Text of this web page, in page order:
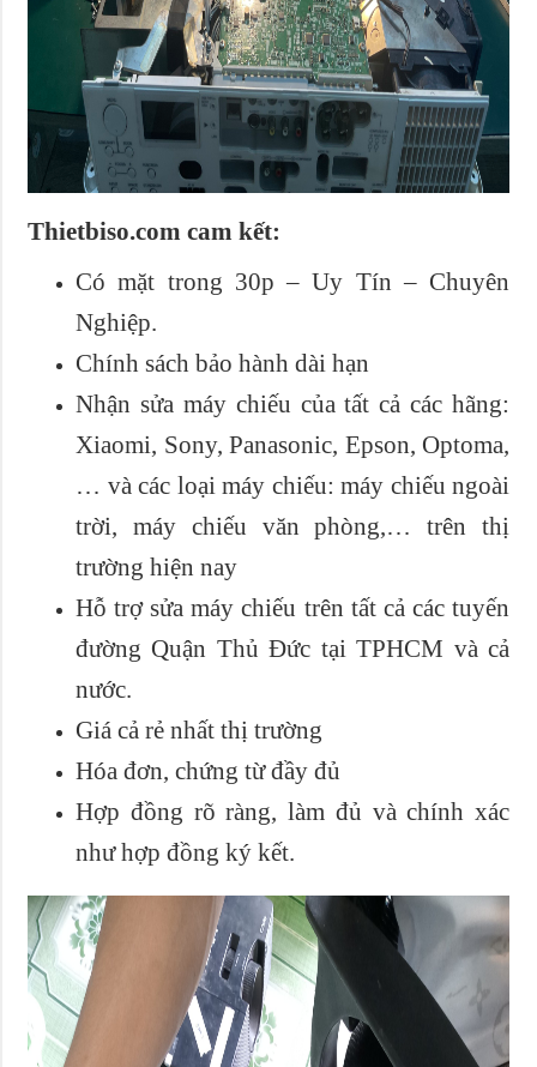
Thietbiso.com cam kết:
Có mặt trong 30p – Uy Tín – Chuyên
Nghiệp.
Chính sách bảo hành dài hạn
Nhận sửa máy chiếu của tất cả các hãng:
Xiaomi, Sony, Panasonic, Epson, Optoma,
… và các loại máy chiếu: máy chiếu ngoài
trời, máy chiếu văn phòng,… trên thị
trường hiện nay
Hỗ trợ sửa máy chiếu trên tất cả các tuyến
đường Quận Thủ Đức tại TPHCM và cả
nước.
Giá cả rẻ nhất thị trường
Hóa đơn, chứng từ đầy đủ
Hợp đồng rõ ràng, làm đủ và chính xác
như hợp đồng ký kết.